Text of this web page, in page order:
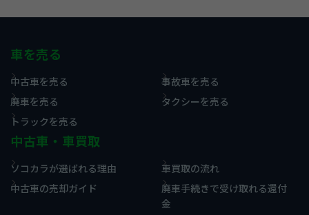
車を売る
中古車を売る
事故車を売る
廃車を売る
タクシーを売る
トラックを売る
中古車・車買取
ソコカラが選ばれる理由
車買取の流れ
中古車の売却ガイド
廃車手続きで受け取れる還付
金